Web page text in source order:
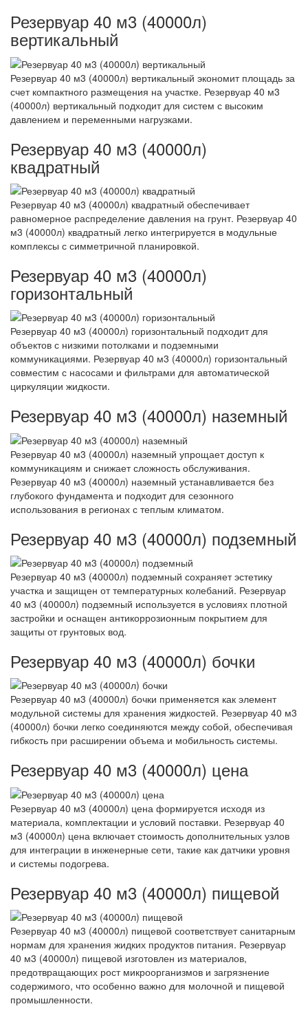
Резервуар 40 м3 (40000л)
вертикальный
Резервуар 40 м3 (40000л) вертикальный экономит площадь за
счет компактного размещения на участке. Резервуар 40 м3
(40000л) вертикальный подходит для систем с высоким
давлением и переменными нагрузками.
Резервуар 40 м3 (40000л)
квадратный
Резервуар 40 м3 (40000л) квадратный обеспечивает
равномерное распределение давления на грунт. Резервуар 40
м3 (40000л) квадратный легко интегрируется в модульные
комплексы с симметричной планировкой.
Резервуар 40 м3 (40000л)
горизонтальный
Резервуар 40 м3 (40000л) горизонтальный подходит для
объектов с низкими потолками и подземными
коммуникациями. Резервуар 40 м3 (40000л) горизонтальный
совместим с насосами и фильтрами для автоматической
циркуляции жидкости.
Резервуар 40 м3 (40000л) наземный
Резервуар 40 м3 (40000л) наземный упрощает доступ к
коммуникациям и снижает сложность обслуживания.
Резервуар 40 м3 (40000л) наземный устанавливается без
глубокого фундамента и подходит для сезонного
использования в регионах с теплым климатом.
Резервуар 40 м3 (40000л) подземный
Резервуар 40 м3 (40000л) подземный сохраняет эстетику
участка и защищен от температурных колебаний. Резервуар
40 м3 (40000л) подземный используется в условиях плотной
застройки и оснащен антикоррозионным покрытием для
защиты от грунтовых вод.
Резервуар 40 м3 (40000л) бочки
Резервуар 40 м3 (40000л) бочки применяется как элемент
модульной системы для хранения жидкостей. Резервуар 40 м3
(40000л) бочки легко соединяются между собой, обеспечивая
гибкость при расширении объема и мобильность системы.
Резервуар 40 м3 (40000л) цена
Резервуар 40 м3 (40000л) цена формируется исходя из
материала, комплектации и условий поставки. Резервуар 40
м3 (40000л) цена включает стоимость дополнительных узлов
для интеграции в инженерные сети, такие как датчики уровня
и системы подогрева.
Резервуар 40 м3 (40000л) пищевой
Резервуар 40 м3 (40000л) пищевой соответствует санитарным
нормам для хранения жидких продуктов питания. Резервуар
40 м3 (40000л) пищевой изготовлен из материалов,
предотвращающих рост микроорганизмов и загрязнение
содержимого, что особенно важно для молочной и пищевой
промышленности.